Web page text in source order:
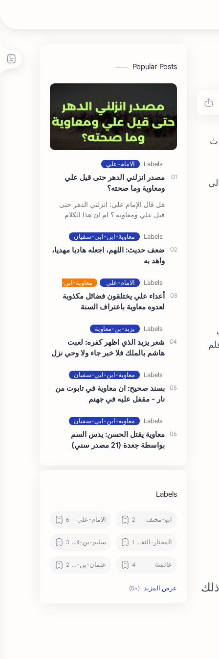
Popular Posts
مصدر انزلني الدهر حتى قيل علي
ومعاوية وما صحته؟
هل قال الإمام علي: انزلني الدهر حتى
قيل علي ومعاوية ؟ ام ان هذا الكلام
ضعف حديث: اللهم، اجعله هاديا مهديا،
واهد به
أعداء علي يختلقون فضائل مكذوبة
لعدوه معاوية باعتراف السنة
شعر يزيد الذي اظهر كفره: لعبت
هاشم بالملك فلا خبر جاء ولا وحي نزل
بسند صحيح: ان معاوية في تابوت من
نار - مقفل عليه في جهنم
معاوية يقتل الحسن: يدس السم
بواسطة جعدة (21 مصدر سني)
Labels
ابو-مخنف الامام-علي
المختار-الثقفي سليم-بن-قيس-الهلالي
عائشة عثمان-بن-عفان
علماء